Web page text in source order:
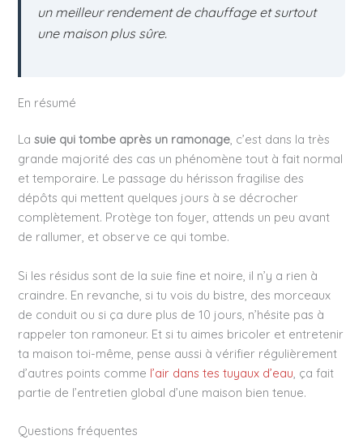
un meilleur rendement de chauffage et surtout
une maison plus sûre.
En résumé
Lasuie qui tombe après un ramonage, c’est dans la très
grande majorité des cas un phénomène tout à fait normal
et temporaire. Le passage du hérisson fragilise des
dépôts qui mettent quelques jours à se décrocher
complètement. Protège ton foyer, attends un peu avant
de rallumer, et observe ce qui tombe.
Si les résidus sont de la suie fine et noire, il n’y a rien à
craindre. En revanche, si tu vois du bistre, des morceaux
de conduit ou si ça dure plus de 10 jours, n’hésite pas à
rappeler ton ramoneur. Et si tu aimes bricoler et entretenir
ta maison toi-même, pense aussi à vérifier régulièrement
d’autres points comme l’air dans tes tuyaux d’eau, ça fait
partie de l’entretien global d’une maison bien tenue.
Questions fréquentes